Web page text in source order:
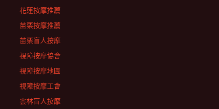
花蓮按摩推薦
苗栗按摩推薦
苗栗盲人按摩
視障按摩協會
視障按摩地圖
視障按摩工會
雲林盲人按摩